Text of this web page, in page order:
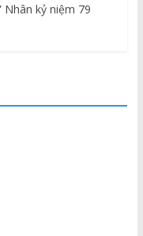
Nhân kỷ niệm 79